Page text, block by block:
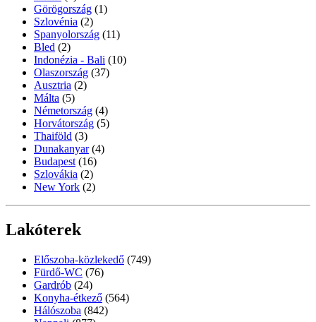
Görögország (1)
Szlovénia (2)
Spanyolország (11)
Bled (2)
Indonézia - Bali (10)
Olaszország (37)
Ausztria (2)
Málta (5)
Németország (4)
Horvátország (5)
Thaiföld (3)
Dunakanyar (4)
Budapest (16)
Szlovákia (2)
New York (2)
Lakóterek
Előszoba-közlekedő (749)
Fürdő-WC (76)
Gardrób (24)
Konyha-étkező (564)
Hálószoba (842)